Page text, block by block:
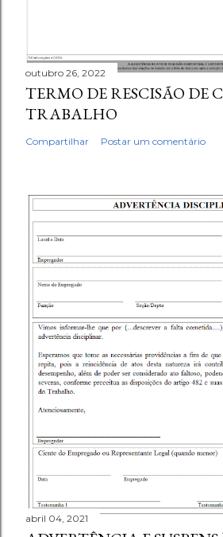
outubro 26, 2022
TERMO DE RESCISÃO DE
TRABALHO
Compartilhar Postar um comentário
abril 04, 2021